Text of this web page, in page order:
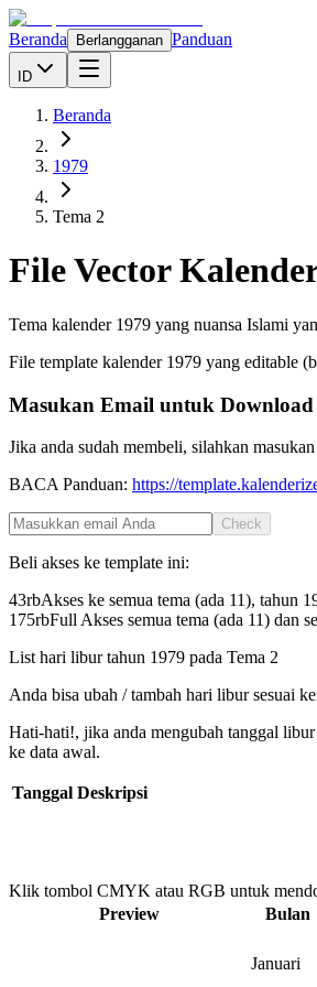
Beranda Berlangganan Panduan
ID
Beranda
1979
Tema 2
File Vector
Tema kalender 1979 yang nuansa Islami
File template kalender 1979 yang editable
Masukan Email untuk Download
Jika anda sudah membeli, silahkan
BACA Panduan: https://
Check
Beli akses ke template ini:
43rbAkses ke semua tema (ada 11), tahun
175rbFull Akses semua tema (ada 11) dan
List hari libur tahun 1979 pada Tema 2
Anda bisa ubah / tambah hari libur sesuai
Hati-hati!, jika anda mengubah tanggal
ke data awal.
Tanggal Deskripsi
Klik tombol CMYK atau RGB untuk
Preview
Bulan
Januari